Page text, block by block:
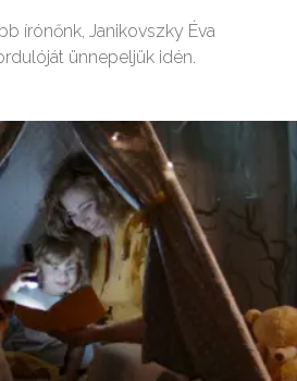
írónőnk, Janikovszky Éva
ünnepeljük idén.